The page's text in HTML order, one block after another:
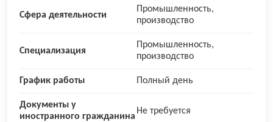
Сфера деятельности
Промышленность,
производство
Специализация
Промышленность,
производство
График работы Полный день
Документы у
иностранного гражданина
Не требуется